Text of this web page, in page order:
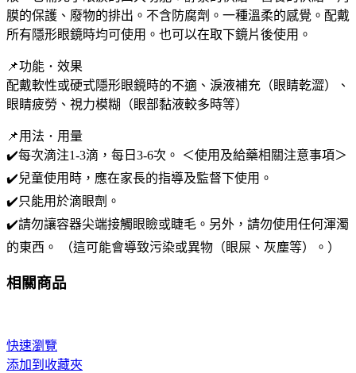
德
目
隱
形
眼
用
眼
藥
水
12ml
數
量
膜的保護、廢物的排出。不含防腐劑。一種溫柔的感覺。配戴
所有隱形眼鏡時均可使用。也可以在取下鏡片後使用。
📌功能 ･ 效果
配戴軟性或硬式隱形眼鏡時的不適、淚液補充（眼睛乾澀）、
眼睛疲勞、視力模糊（眼部黏液較多時等）
📌用法 ･ 用量
✔️每次滴注1-3滴，每日3-6次。 ＜使用及給藥相關注意事項＞
✔️兒童使用時，應在家長的指導及監督下使用。
✔️只能用於滴眼劑。
✔️請勿讓容器尖端接觸眼瞼或睫毛。另外，請勿使用任何渾濁
的東西。 （這可能會導致污染或異物（眼屎、灰塵等）。）
相關商品
快速瀏覽
添加到收藏夾